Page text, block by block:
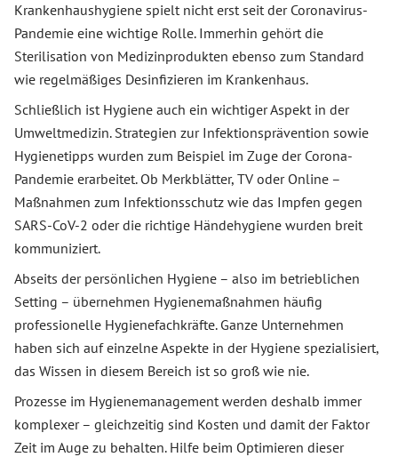
Krankenhaushygiene spielt nicht erst seit der Coronavirus-
Pandemie eine wichtige Rolle. Immerhin gehört die
Sterilisation von Medizinprodukten ebenso zum Standard
wie regelmäßiges Desinfizieren im Krankenhaus.
Schließlich ist Hygiene auch ein wichtiger Aspekt in der
Umweltmedizin. Strategien zur Infektionsprävention sowie
Hygienetipps wurden zum Beispiel im Zuge der Corona-
Pandemie erarbeitet. Ob Merkblätter, TV oder Online –
Maßnahmen zum Infektionsschutz wie das Impfen gegen
SARS-CoV-2 oder die richtige Händehygiene wurden breit
kommuniziert.
Abseits der persönlichen Hygiene – also im betrieblichen
Setting – übernehmen Hygienemaßnahmen häufig
professionelle Hygienefachkräfte. Ganze Unternehmen
haben sich auf einzelne Aspekte in der Hygiene spezialisiert,
das Wissen in diesem Bereich ist so groß wie nie.
Prozesse im Hygienemanagement werden deshalb immer
komplexer – gleichzeitig sind Kosten und damit der Faktor
Zeit im Auge zu behalten. Hilfe beim Optimieren dieser